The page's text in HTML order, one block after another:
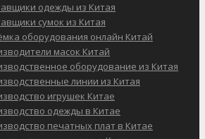
одежды из Китая
сумок из Китая
оборудования онлайн Китай
масок Китай
оборудование из Китая
линии из Китая
игрушек Китае
одежды в Китае
печатных плат в Китае